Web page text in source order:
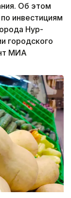
Об этом
инвестициям
Нур-
городского
МИА